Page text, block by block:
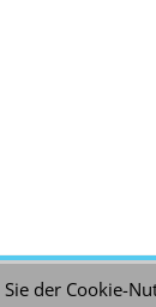
| Catch
der Cookie-